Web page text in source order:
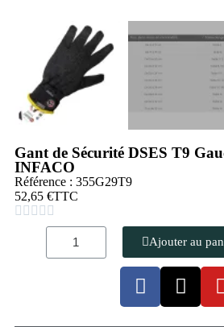
Gant de Sécurité DSES T9
INFACO
Référence : 355G29T9
52,65 €TTC
    
Ajouter au